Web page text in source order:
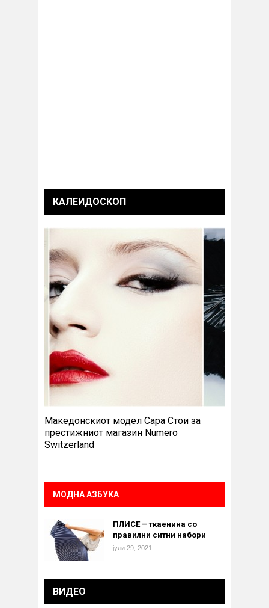
КАЛЕИДОСКОП
Македонскиот модел Сара Стои за
престижниот магазин Numero
Switzerland
МОДНА АЗБУКА
ПЛИСЕ – ткаенина со
правилни ситни набори
јули 29, 2021
ВИДЕО